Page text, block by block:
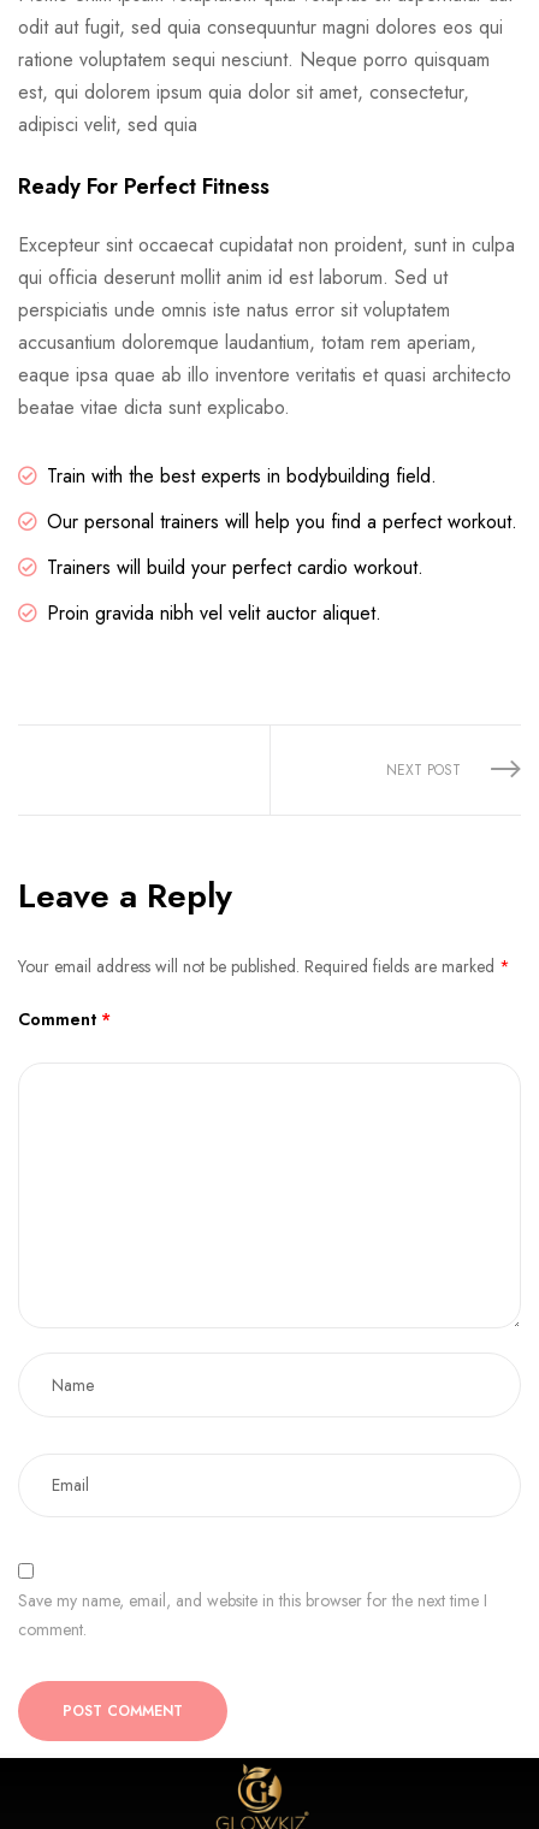
odit aut fugit, sed quia consequuntur magni dolores eos qui
ratione voluptatem sequi nesciunt. Neque porro quisquam
est, qui dolorem ipsum quia dolor sit amet, consectetur,
adipisci velit, sed quia
Ready For Perfect Fitness
Excepteur sint occaecat cupidatat non proident, sunt in culpa
qui officia deserunt mollit anim id est laborum. Sed ut
perspiciatis unde omnis iste natus error sit voluptatem
accusantium doloremque laudantium, totam rem aperiam,
eaque ipsa quae ab illo inventore veritatis et quasi architecto
beatae vitae dicta sunt explicabo.
Train with the best experts in bodybuilding field.
Our personal trainers will help you find a perfect workout.
Trainers will build your perfect cardio workout.
Proin gravida nibh vel velit auctor aliquet.
NEXT POST
Leave a Reply
Your email address will not be published. Required fields are marked *
Comment *
Save my name, email, and website in this browser for the next time I
comment.
POST COMMENT